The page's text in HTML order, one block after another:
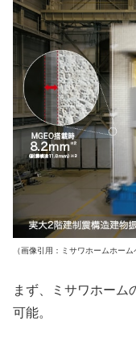
（画像引用：ミサワホームホー
まず、ミサワホーム
可能。